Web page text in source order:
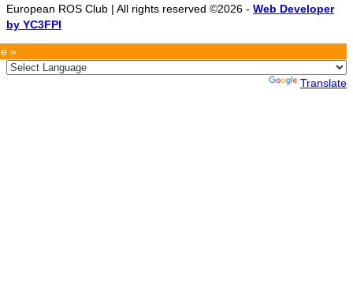
European ROS Club | All rights reserved ©2026 - Web Developer
by YC3FPI
»
Translate